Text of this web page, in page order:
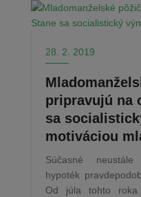
28. 2. 2019
pripravujú na
sa
motiváciou
Súčasné neustále
hypoték
Od júla tohto